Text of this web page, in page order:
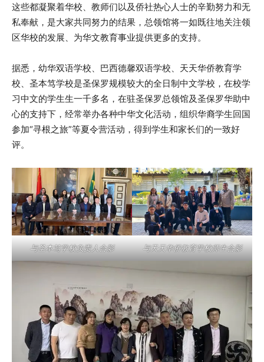
这些都凝聚着华校、教师们以及侨社热心人士的辛勤努力和无
私奉献，是大家共同努力的结果，总领馆将一如既往地关注领
区华校的发展、为华文教育事业提供更多的支持。
据悉，幼华双语学校、巴西德馨双语学校、天天华侨教育学
校、圣本笃学校是圣保罗规模较大的全日制中文学校，在校学
习中文的学生生一千多名，在驻圣保罗总领馆及圣保罗华助中
心的支持下，经常举办各种中华文化活动，组织华裔学生回国
参加“寻根之旅”等夏令营活动，得到学生和家长们的一致好
评。
与圣本笃学校负责人合影 与天天华侨教育学校师生合影